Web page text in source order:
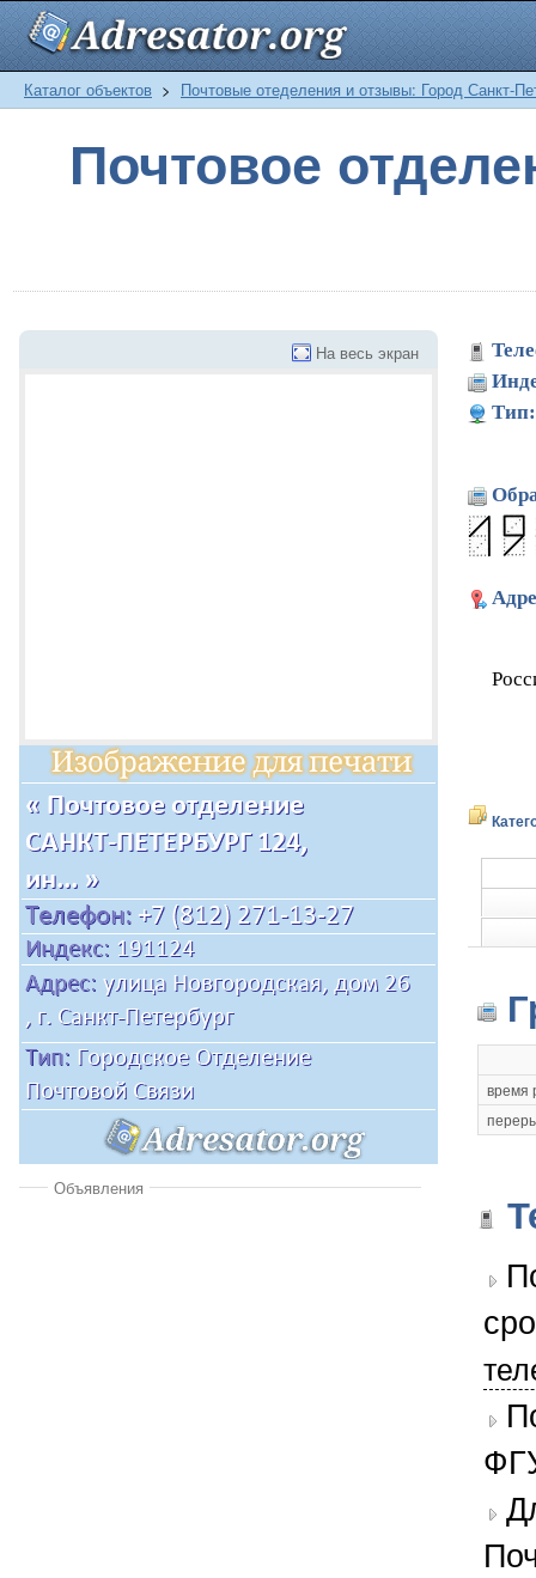
Каталог объектов > Почтовые отеделения и отзывы: Город Санкт-
Почтовое
На весь экран
Объявления
Тип:
время